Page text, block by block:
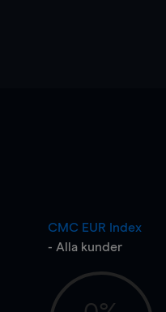
CMC EUR Index
- Alla kunder